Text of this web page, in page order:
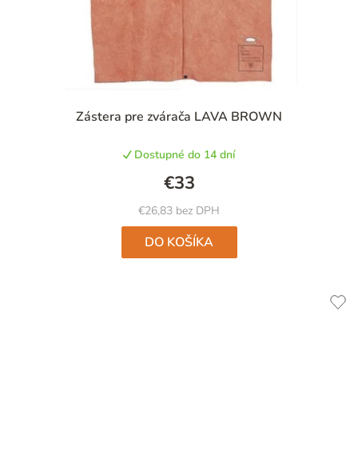
Zástera pre zvárača LAVA BROWN
Dostupné do 14 dní
€26,83 bez DPH
€33
DO KOŠÍKA